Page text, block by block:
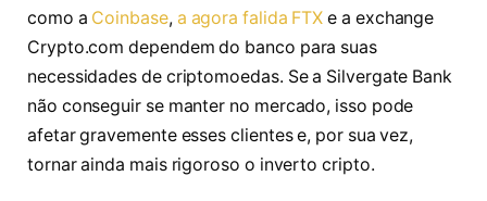
como a Coinbase, a agora falida FTX e a exchange
Crypto.com dependem do banco para suas
necessidades de criptomoedas. Se a Silvergate Bank
não conseguir se manter no mercado, isso pode
afetar gravemente esses clientes e, por sua vez,
tornar ainda mais rigoroso o inverto cripto.